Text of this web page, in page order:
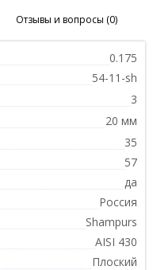
Отзывы и вопросы (0)
0.175
54-11-sh
3
20 мм
35
57
да
Россия
Shampurs
AISI 430
Плоский